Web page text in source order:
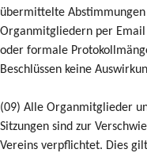
übermittelte
Organmitgliedern per
oder formale
Beschlüssen keine
(09) Alle Organmitglieder
Sitzungen sind zur
Vereins verpflichtet. Dies